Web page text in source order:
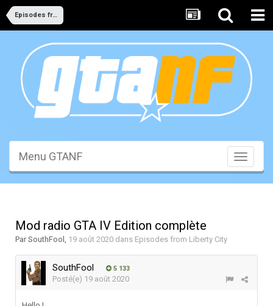
Episodes from Liberty City
Toggle
Menu GTANF
Mod radio GTA IV Edition complète
ParSouthFool , 19 août 2020 dans Episodes from Liberty City
SouthFool 5 133
Posté(e) 19 août 2020